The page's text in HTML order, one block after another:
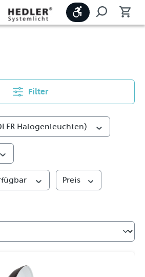
Filter
Halogenleuchten)
Preis